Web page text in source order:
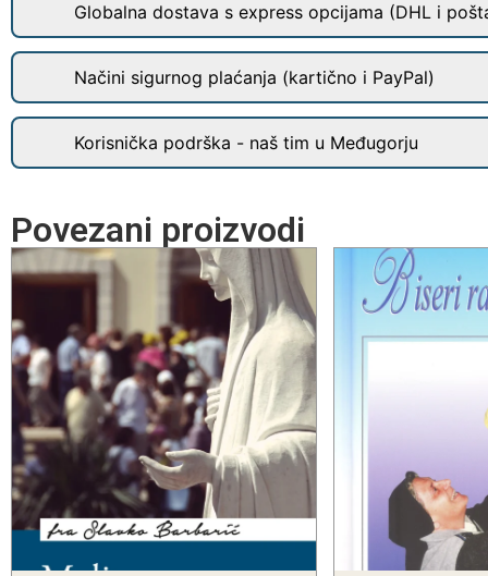
Globalna dostava s express opcijama (DHL i
Načini sigurnog plaćanja (kartično i PayPal)
Korisnička podrška - naš tim u Međugorju
Povezani proizvodi